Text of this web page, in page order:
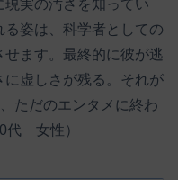
実の汚さを知ってい
る姿は、科学者としての
ます。最終的に彼が逃
虚しさが残る。それが
ただのエンタメに終わ
代 女性）